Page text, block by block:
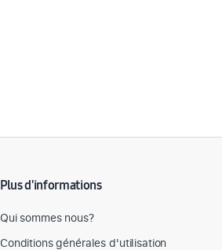
Plus d'informations
Qui sommes nous?
Conditions générales d'utilisation